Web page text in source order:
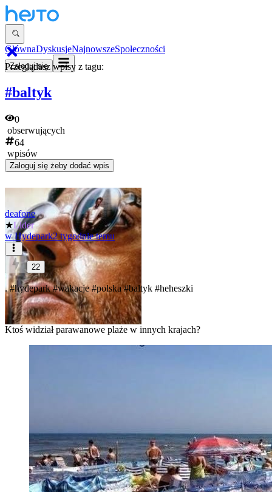
GłównaDyskusjeNajnowszeSpołeczności
Zaloguj się
Przeglądasz wpisy z tagu:
#baltyk
0
obserwujących
64
wpisów
Zaloguj się żeby dodać wpis
deafone
★Lider
w Hydepark2 tygodnie temu
22
.#hydepark #wakacje #polska #baltyk #heheszki
Ktoś widział parawanowe plaże w innych krajach?